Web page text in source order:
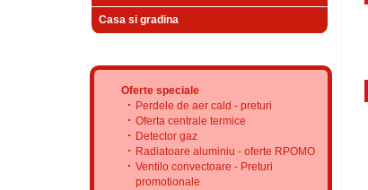
Casa si gradina
Oferte speciale
Perdele de aer cald - preturi
Oferta centrale termice
Detector gaz
Radiatoare aluminiu - oferte RPOMO
Ventilo convectoare - Preturi
promotionale